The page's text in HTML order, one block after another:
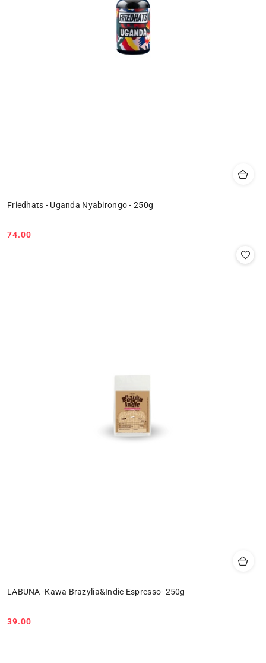
Friedhats - Uganda Nyabirongo - 250g
Cena:
74.00
LABUNA -Kawa Brazylia&Indie Espresso- 250g
Cena:
39.00